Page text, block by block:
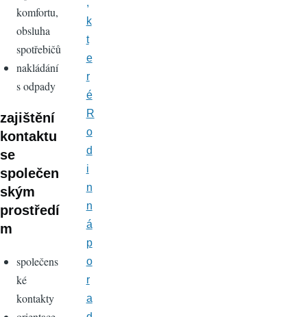
komfortu,
obsluha
spotřebičů
nakládání
s odpady
zajištění
kontaktu
se
společen
ským
prostředí
m
společens
ké
kontakty
,
k
t
e
r
é
R
o
d
i
n
n
á
p
o
r
a